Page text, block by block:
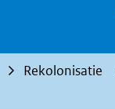
Rekolonisatie